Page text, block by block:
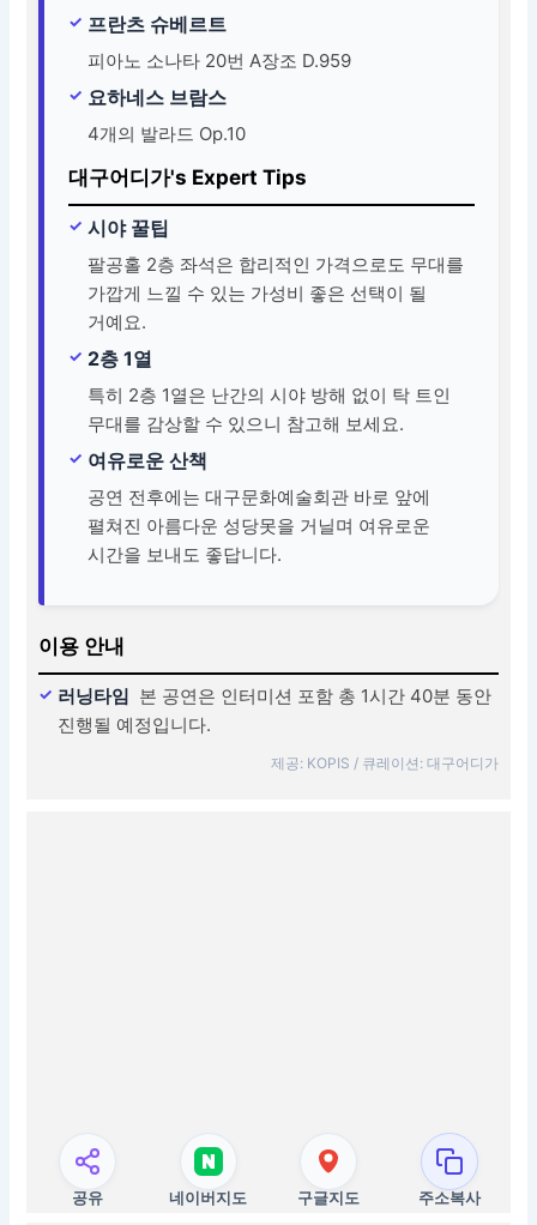
프란츠 슈베르트
피아노 소나타 20번 A장조 D.959
요하네스 브람스
4개의 발라드 Op.10
대구어디가's Expert Tips
시야 꿀팁
팔공홀 2층 좌석은 합리적인 가격으로도 무대를
가깝게 느낄 수 있는 가성비 좋은 선택이 될
거예요.
2층 1열
특히 2층 1열은 난간의 시야 방해 없이 탁 트인
무대를 감상할 수 있으니 참고해 보세요.
여유로운 산책
공연 전후에는 대구문화예술회관 바로 앞에
펼쳐진 아름다운 성당못을 거닐며 여유로운
시간을 보내도 좋답니다.
이용 안내
러닝타임 본 공연은 인터미션 포함 총 1시간 40분 동안
진행될 예정입니다.
제공: KOPIS / 큐레이션: 대구어디가
공유 네이버지도 구글지도 주소복사